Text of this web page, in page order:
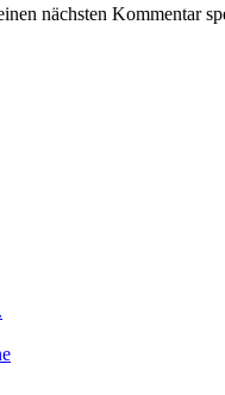
nächsten Kommentar